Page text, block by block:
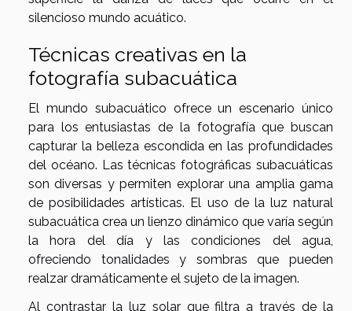
silencioso mundo acuático.
Técnicas creativas en la
fotografía subacuática
El mundo subacuático ofrece un escenario único
para los entusiastas de la fotografía que buscan
capturar la belleza escondida en las profundidades
del océano. Las técnicas fotográficas subacuáticas
son diversas y permiten explorar una amplia gama
de posibilidades artísticas. El uso de la luz natural
subacuática crea un lienzo dinámico que varía según
la hora del día y las condiciones del agua,
ofreciendo tonalidades y sombras que pueden
realzar dramáticamente el sujeto de la imagen.
Al contrastar la luz solar que filtra a través de la